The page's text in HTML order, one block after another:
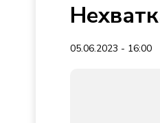
05.06.2023 - 16:00